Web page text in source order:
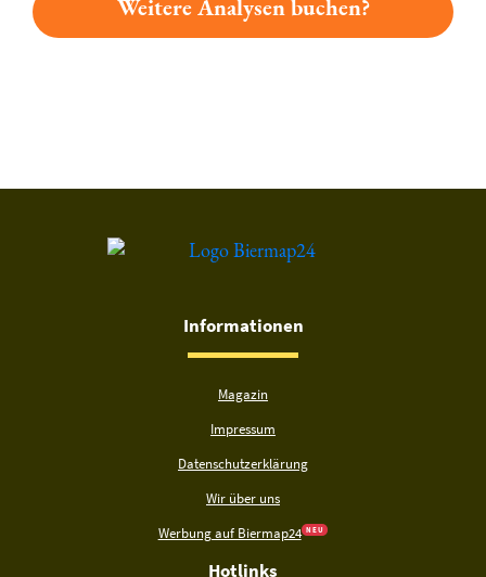
Weitere Analysen buchen?
Informationen
Magazin
Impressum
Datenschutzerklärung
Wir über uns
Werbung auf Biermap24 N E U
Hotlinks